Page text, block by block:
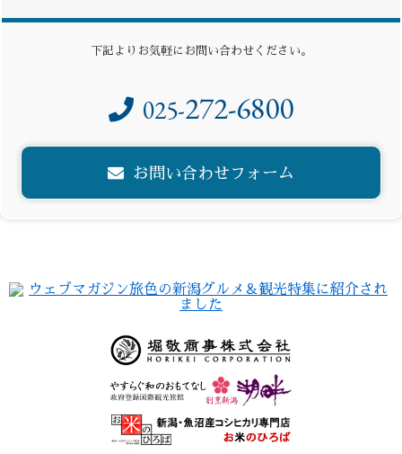
下記よりお気軽にお問い合わせください。
025-272-6800
お問い合わせフォーム